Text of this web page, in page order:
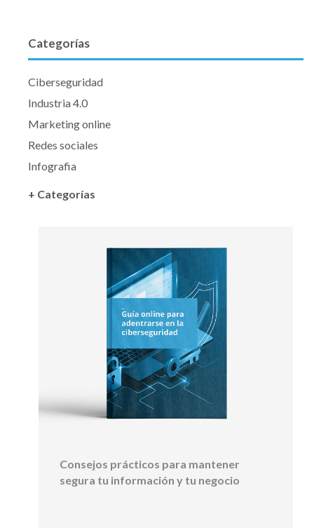
Categorías
Ciberseguridad
Industria 4.0
Marketing online
Redes sociales
Infografia
+ Categorías
Consejos prácticos para mantener
segura tu información y tu negocio